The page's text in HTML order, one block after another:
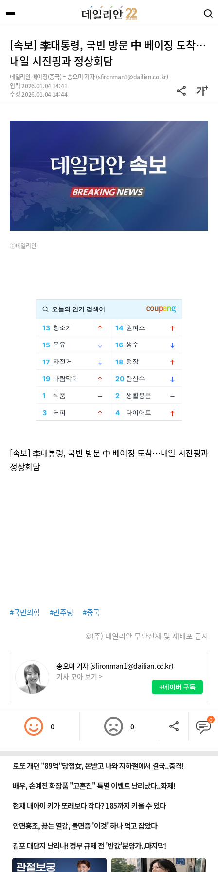
[속보] 李대통령, 국빈 방문 中 베이징 도착…
내일 시진핑과 정상회담
데일리안 베이징(중국) = 송오미 기자 (sfironman1@dailian.co.kr)
입력 2026.01.04 14:41
수정 2026.01.04 14:44
ⓒ데일리안
[속보] 李대통령, 국빈 방문 中 베이징 도착…내일 시진핑과
정상회담
#국민의힘 #민주당 #중국
©(주) 데일리안 무단전재 및 재배포 금지
송오미 기자 (sfironman1@dailian.co.kr)
기사 모아 보기 >
+네이버 구독
0 0
0